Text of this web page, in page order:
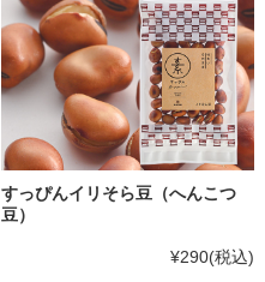
すっぴんイリそら豆（へんこつ
豆）
¥290(税込)